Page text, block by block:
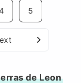
4 5
de Leon